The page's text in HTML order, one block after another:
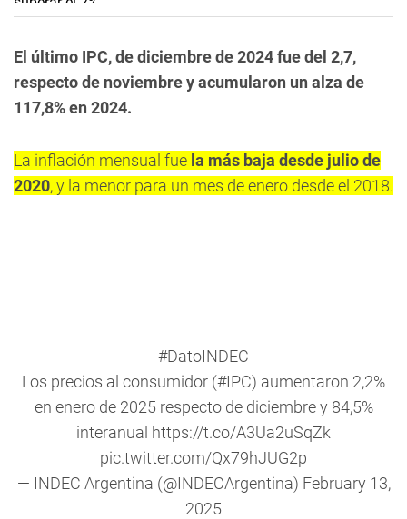
El último IPC, de diciembre de 2024 fue del 2,7,
respecto de noviembre y acumularon un alza de
117,8% en 2024.
La inflación mensual fue la más baja desde julio de
2020, y la menor para un mes de enero desde el 2018.
#DatoINDEC
Los precios al consumidor (#IPC) aumentaron 2,2%
en enero de 2025 respecto de diciembre y 84,5%
interanual https://t.co/A3Ua2uSqZk
pic.twitter.com/Qx79hJUG2p
— INDEC Argentina (@INDECArgentina) February 13,
2025